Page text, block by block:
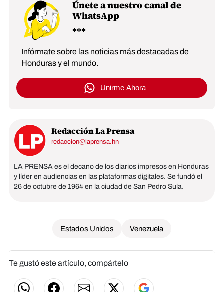
Únete a nuestro canal de
WhatsApp
Infórmate sobre las noticias más destacadas de
Honduras y el mundo.
Unirme Ahora
Redacción La Prensa
redaccion@laprensa.hn
LA PRENSA es el decano de los diarios impresos en Honduras
y líder en audiencias en las plataformas digitales. Se fundó el
26 de octubre de 1964 en la ciudad de San Pedro Sula.
Estados Unidos Venezuela
Te gustó este artículo, compártelo